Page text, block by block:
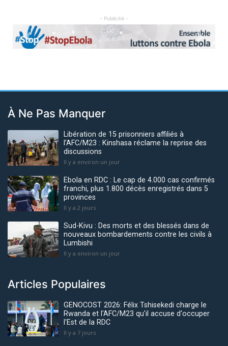
- Publicité -
Previous Next
À Ne Pas Manquer
Libération de 15 prisonniers affiliés à
l’AFC/M23 : Kinshasa réclame la reprise des
discussions
Il y a environ un jour
Ebola en RDC : Le cap de 4.000 cas confirmés
franchi, plus 1.800 décès enregistrés dans 5
provinces
Il y a 2 jours
Sud-Kivu : Des morts et des blessés dans de
nouveaux bombardements contre les civils à
Lumbishi
Il y a environ un jour
Articles Populaires
GENOCOST 2026: Félix Tshisekedi charge le
Rwanda et l'AFC/M23 qu'il accuse d'occuper
l'Est de la RDC
Il y a 7 jours